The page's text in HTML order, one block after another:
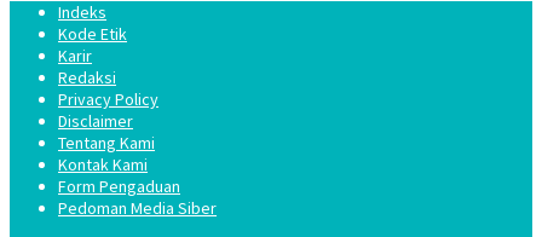
Indeks
Kode Etik
Karir
Redaksi
Privacy Policy
Disclaimer
Tentang Kami
Kontak Kami
Form Pengaduan
Pedoman Media Siber